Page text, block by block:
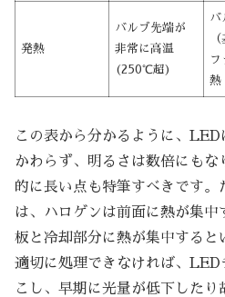
発熱
バルブ先端が
非常に高温
(250℃超)
バ
フ
熱
この表から分かるように、
かわらず、明るさは数倍にも
的に長い点も特筆すべきです。
は、ハロゲンは前面に熱が集
板と冷却部分に熱が集中すると
適切に処理できなければ、
こし、早期に光量が低下したり